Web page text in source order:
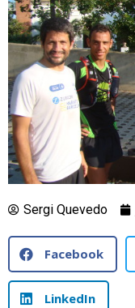
Sergi Quevedo
Facebook
LinkedIn